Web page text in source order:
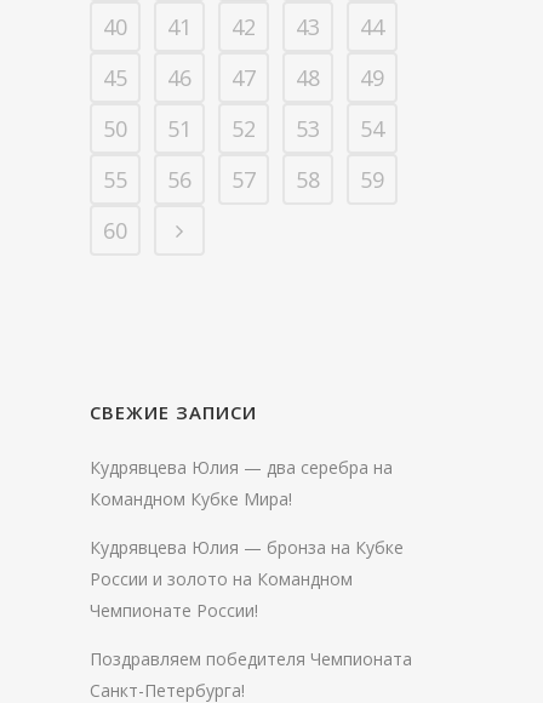
40
41 42 43
44
45
46 47 48
49
50
51 52 53
54
55
56 57 58
59
60
СВЕЖИЕ ЗАПИСИ
Кудрявцева Юлия — два серебра на
Командном Кубке Мира!
Кудрявцева Юлия — бронза на Кубке
России и золото на Командном
Чемпионате России!
Поздравляем победителя Чемпионата
Санкт-Петербурга!